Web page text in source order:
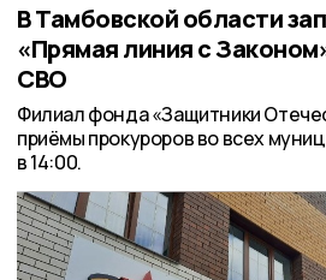
В Тамбовской области
«Прямая линия с
СВО
Филиал фонда «Защитники
приёмы прокуроров во всех
в 14:00.